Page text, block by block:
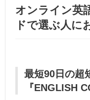
オンライン英
ドで選ぶ人に
最短90日の超
『ENGLISH